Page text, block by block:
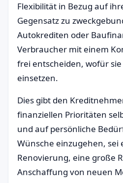
Flexibilität in Bezug auf
Gegensatz zu
Autokrediten oder
Verbraucher mit einem
frei entscheiden, wofür
einsetzen.
Dies gibt den
finanziellen Prioritäten
und auf persönliche
Wünsche einzugehen, sei
Renovierung, eine große
Anschaffung von neuen